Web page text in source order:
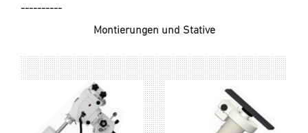
----------
Montierungen und Stative